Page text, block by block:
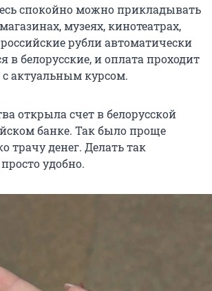
спокойно можно прикладывать
музеях, кинотеатрах,
рубли автоматически
в белорусские, и оплата проходит
с актуальным курсом.
открыла счет в белорусской
банке. Так было проще
трачу денег. Делать так
удобно.